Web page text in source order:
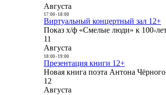
Августа
17:00- 18:00
Виртуальный концертный зал 12+
Показ х/ф «Смелые люди» к 100-
11
Августа
18:00- 19:00
Презентация книги 12+
Новая книга поэта Антона
12
Августа